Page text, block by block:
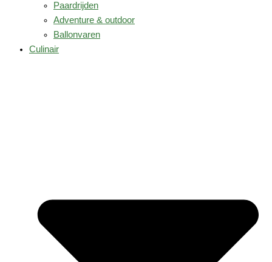
Paardrijden
Adventure & outdoor
Ballonvaren
Culinair